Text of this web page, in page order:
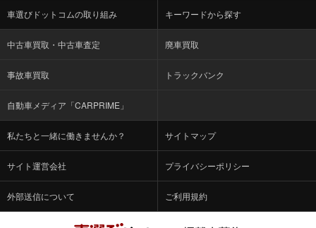
車選びドットコムの取り組み キーワードから探す
中古車買取・中古車査定 廃車買取
事故車買取 トラックバンク
自動車メディア「CARPRIME」
私たちと一緒に働きませんか？ サイトマップ
サイト運営会社 プライバシーポリシー
外部送信について ご利用規約